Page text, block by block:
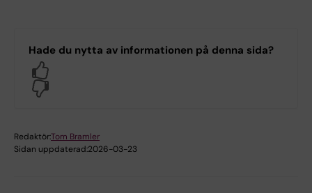
Hade du nytta av informationen på denna sida?
Redaktör:Tom Bramler
Sidan uppdaterad:2026-03-23